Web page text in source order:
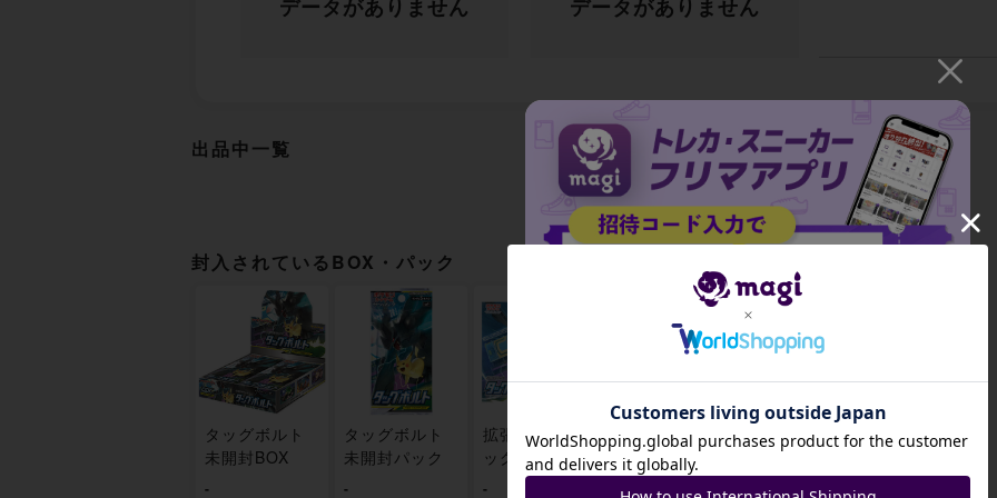
データがありません データがありません
出品中一覧
出品がありません
封入されているBOX・パック
タッグボルト
未開封BOX
-
タッグボルト
未開封パック
-
拡張パック タ
ッグボルト ポ
ケモンセンタ
-
拡張パック
「タッグボル
ト」発売記念
-
招待コード
JA9XS8